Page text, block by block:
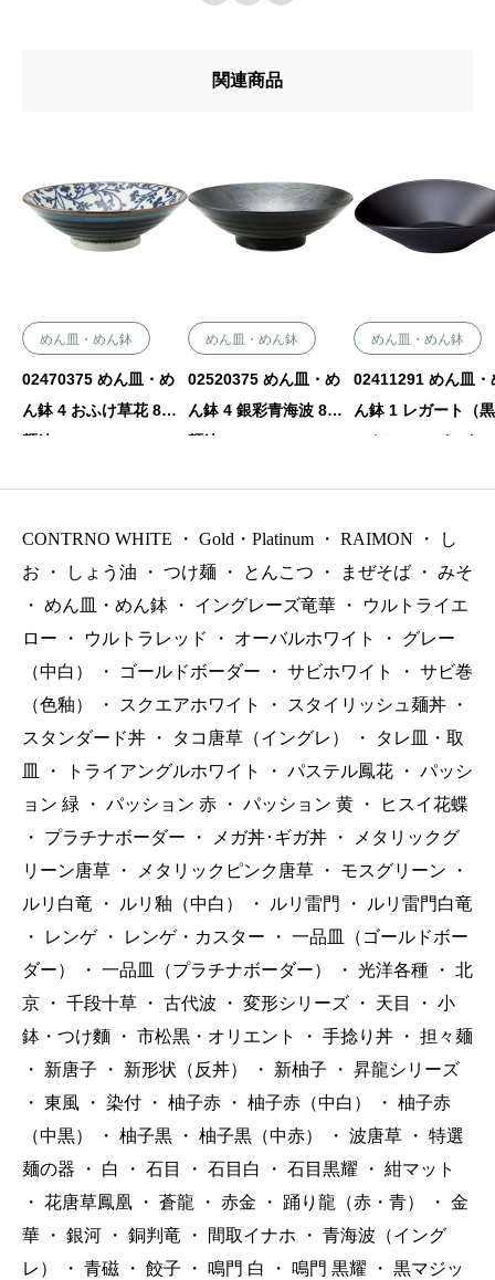
関連商品
めん皿・めん鉢
02470375 めん皿・め
ん鉢 4 おふけ草花 8寸
麺鉢 24.5×7.5㎝ P.37
めん皿・めん鉢
02520375 めん皿・め
ん鉢 4 銀彩青海波 8寸
麺鉢 24.5×7.5㎝ P.37
めん皿・めん鉢
02411291 めん皿・
ん鉢 1 レガート（
ット）26㎝パスタ
CONTRNO WHITE ・ Gold・Platinum ・ RAIMON ・
し
お
・ しょう油 ・ つけ麺 ・ とんこつ ・ まぜそば ・ みそ
・ めん皿・めん鉢 ・ イングレーズ竜華 ・
ウルトライエ
ロー
・ ウルトラレッド ・ オーバルホワイト ・
グレー
（中白）
・ ゴールドボーダー ・ サビホワイト ・ サビ巻
（色釉）
・ スクエアホワイト ・ スタイリッシュ麺丼
・
スタンダード丼
・ タコ唐草（イングレ） ・
タレ皿・取
皿
・ トライアングルホワイト ・ パステル鳳花 ・ パッシ
ョン 緑
・ パッション 赤 ・ パッション 黄 ・
ヒスイ花蝶
・
プラチナボーダー ・ メガ丼･ギガ丼 ・
メタリックグ
リーン唐草
・ メタリックピンク唐草 ・ モスグリーン
・
ルリ白竜
・ ルリ釉（中白） ・ ルリ雷門 ・
ルリ雷門白竜
・
レンゲ ・ レンゲ・カスター ・ 一品皿（ゴールドボー
ダー）
・ 一品皿（プラチナボーダー） ・ 光洋各種 ・ 北
京
・ 千段十草 ・ 古代波 ・ 変形シリーズ ・ 天目 ・ 小
鉢・つけ麵
・ 市松黒・オリエント ・ 手捻り丼 ・ 担々麺
・
新唐子 ・ 新形状（反丼） ・ 新柚子 ・ 昇龍シリーズ
・ 東風 ・ 染付 ・ 柚子赤 ・ 柚子赤（中白） ・ 柚子赤
（中黒）
・ 柚子黒 ・ 柚子黒（中赤） ・ 波唐草 ・ 特選
麺の器
・ 白 ・ 石目 ・ 石目白 ・ 石目黒耀 ・ 紺マット
・ 花唐草鳳凰 ・ 蒼龍 ・ 赤金 ・ 踊り龍（赤・青） ・ 金
華
・ 銀河 ・ 銅判竜 ・ 間取イナホ ・ 青海波（イング
レ）
・ 青磁 ・ 餃子 ・ 鳴門 白 ・ 鳴門 黒耀 ・ 黒マジッ